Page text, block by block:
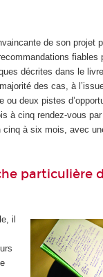
de son projet
décrites dans le
des cas, à
ou deux pistes
à cinq rendez-vous
cinq à six mois, avec
particulière
il